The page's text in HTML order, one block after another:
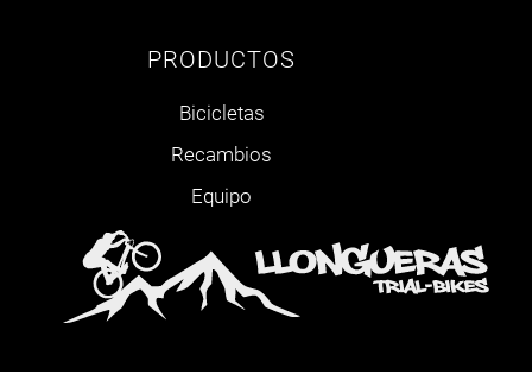
PRODUCTOS
Bicicletas
Recambios
Equipo